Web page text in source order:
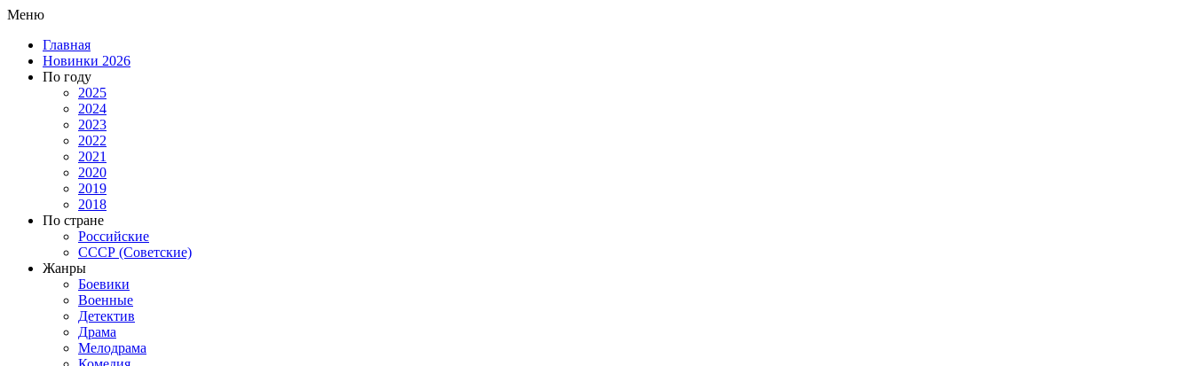
Меню
Главная
Новинки 2026
По году
2025
2024
2023
2022
2021
2020
2019
2018
По стране
Российские
СССР (Советские)
Жанры
Боевики
Военные
Детектив
Драма
Мелодрама